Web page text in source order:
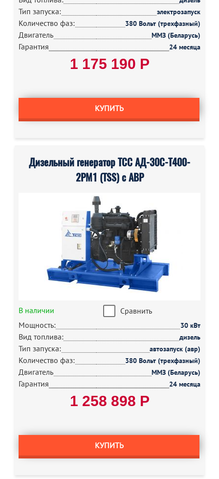
Тип запуска: электрозапуск
Количество фаз: 380 Вольт (трехфазный)
Двигатель ММЗ (Беларусь)
Гарантия 24 месяца
1 175 190 Р
КУПИТЬ
Дизельный генератор ТСС АД-30С-Т400-
2РМ1 (TSS) с АВР
В наличии
Сравнить
Мощность:
30 кВт
Вид топлива: дизель
Тип запуска: автозапуск (авр)
Количество фаз: 380 Вольт (трехфазный)
Двигатель ММЗ (Беларусь)
Гарантия 24 месяца
1 258 898 Р
КУПИТЬ